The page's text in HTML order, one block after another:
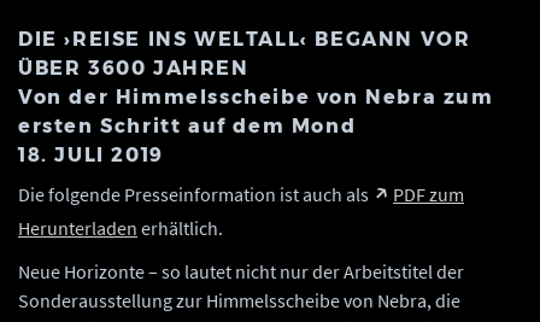
DIE ›REISE INS WELTALL‹ BEGANN VOR
ÜBER 3600 JAHREN
Von der Himmelsscheibe von Nebra zum
ersten Schritt auf dem Mond
18. JULI 2019
Die folgende Presseinformation ist auch als
PDF zum
Herunterladen erhältlich.
Neue Horizonte – so lautet nicht nur der Arbeitstitel der
Sonderausstellung zur Himmelsscheibe von Nebra, die